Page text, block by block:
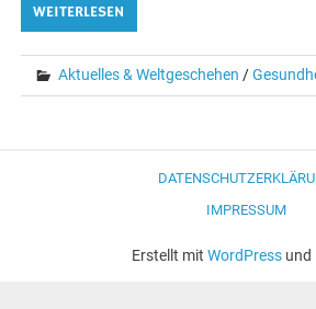
WEITERLESEN
Aktuelles & Weltgeschehen /
IMPRESSUM
Erstellt mit WordPressund